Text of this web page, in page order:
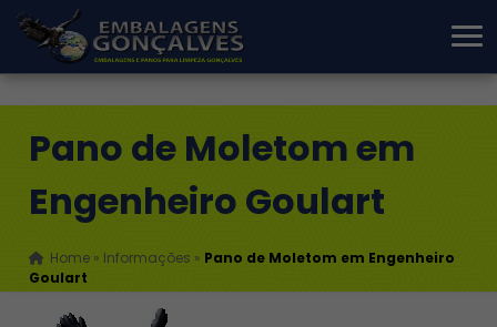
Pano de Moletom em
Engenheiro Goulart
Home » Informações » Pano de Moletom em Engenheiro
Goulart